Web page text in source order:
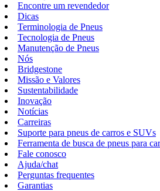
Encontre um revendedor
Dicas
Terminologia de Pneus
Tecnologia de Pneus
Manutenção de Pneus
Nós
Bridgestone
Missão e Valores
Sustentabilidade
Inovação
Notícias
Carreiras
Suporte para pneus de carros e SUVs
Ferramenta de busca de pneus para
Fale conosco
Ajuda/chat
Perguntas frequentes
Garantias